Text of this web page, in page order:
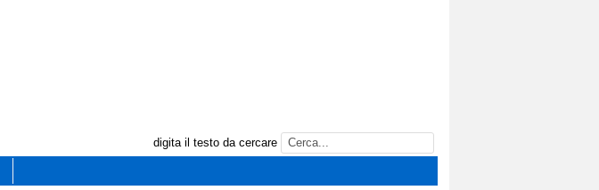
digita il testo da cercare